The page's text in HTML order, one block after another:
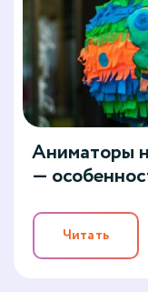
Аниматоры
—
Читать